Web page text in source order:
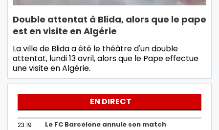
Double attentat à Blida, alors que le pape
est en visite en Algérie
La ville de Blida a été le théâtre d'un double
attentat, lundi 13 avril, alors que le Pape effectue
une visite en Algérie.
EN DIRECT
23:19
Le FC Barcelone annule son match